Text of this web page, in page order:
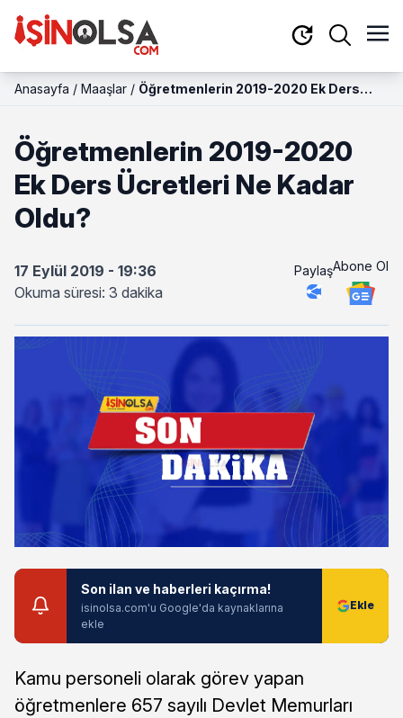
Anasayfa / Maaşlar / Öğretmenlerin 2019-2020 Ek Ders
Öğretmenlerin 2019-2020
Ek Ders Ücretleri Ne Kadar
Oldu?
17 Eylül 2019 - 19:36
Okuma süresi: 3 dakika
PaylaşAbone Ol
Son ilan ve haberleri kaçırma!
isinolsa.com'u Google'da kaynaklarına
ekle
Kamu personeli olarak görev yapan
öğretmenlere 657 sayılı Devlet Memurları